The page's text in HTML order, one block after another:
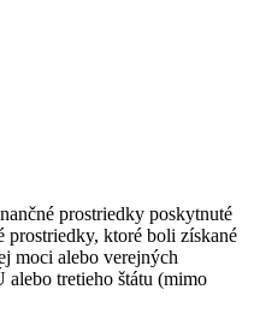
prostriedky poskytnuté
prostriedky, ktoré boli získané
moci alebo verejných
tretieho štátu (mimo